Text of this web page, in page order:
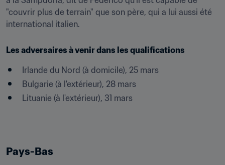
"couvrir plus de terrain" que son père, qui a lui aussi été
international italien.
Les adversaires à venir dans les qualifications
Irlande du Nord (à domicile), 25 mars
Bulgarie (à l'extérieur), 28 mars
Lituanie (à l'extérieur), 31 mars
Pays-Bas